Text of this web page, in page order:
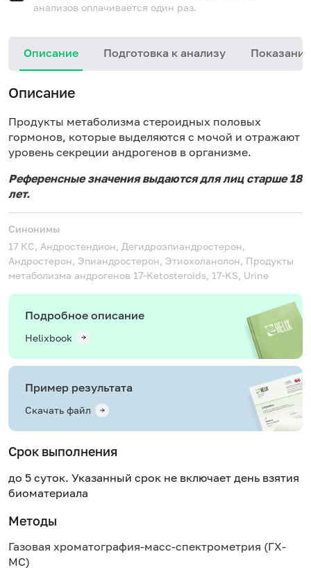
анализов оплачивается один раз.
Описание Подготовка к анализу
Описание
Продукты метаболизма стероидных половых
гормонов, которые выделяются с мочой и отражают
уровень секреции андрогенов в организме.
Референсные значения выдаются для лиц старше 18
лет.
Синонимы
17 КС, Андростендион, Дегидроэпиандростерон,
Андростерон, Эпиандростерон, Этиохоланолон, Продукты
метаболизма андрогенов 17-Ketosteroids, 17-KS, Urine
Подробное описание
Helixbook
Пример результата
Скачать файл
Срок выполнения
до 5 суток. Указанный срок не включает день взятия
биоматериала
Методы
Газовая хроматография-масс-спектрометрия (ГХ-
МС)